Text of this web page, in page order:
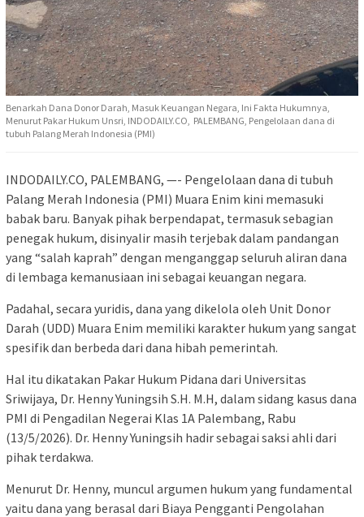
Benarkah Dana Donor Darah, Masuk Keuangan Negara, Ini Fakta Hukumnya,
Menurut Pakar Hukum Unsri, INDODAILY.CO, PALEMBANG, Pengelolaan dana di
tubuh Palang Merah Indonesia (PMI)
INDODAILY.CO, PALEMBANG, —- Pengelolaan dana di tubuh
Palang Merah Indonesia (PMI) Muara Enim kini memasuki
babak baru. Banyak pihak berpendapat, termasuk sebagian
penegak hukum, disinyalir masih terjebak dalam pandangan
yang “salah kaprah” dengan menganggap seluruh aliran dana
di lembaga kemanusiaan ini sebagai keuangan negara.
Padahal, secara yuridis, dana yang dikelola oleh Unit Donor
Darah (UDD) Muara Enim memiliki karakter hukum yang sangat
spesifik dan berbeda dari dana hibah pemerintah.
Hal itu dikatakan Pakar Hukum Pidana dari Universitas
Sriwijaya, Dr. Henny Yuningsih S.H. M.H, dalam sidang kasus dana
PMI di Pengadilan Negerai Klas 1A Palembang, Rabu
(13/5/2026). Dr. Henny Yuningsih hadir sebagai saksi ahli dari
pihak terdakwa.
Menurut Dr. Henny, muncul argumen hukum yang fundamental
yaitu dana yang berasal dari Biaya Pengganti Pengolahan